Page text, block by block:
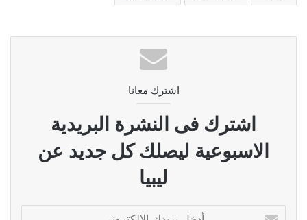
اشترك معانا
اشترك فى النشرة البريدية
الاسبوعية ليصلك كل جديد عن
ليبيا